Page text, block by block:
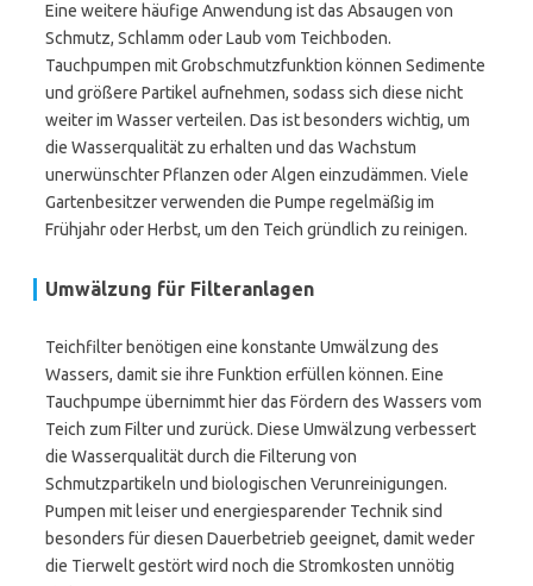
Eine weitere häufige Anwendung ist das Absaugen von
Schmutz, Schlamm oder Laub vom Teichboden.
Tauchpumpen mit Grobschmutzfunktion können Sedimente
und größere Partikel aufnehmen, sodass sich diese nicht
weiter im Wasser verteilen. Das ist besonders wichtig, um
die Wasserqualität zu erhalten und das Wachstum
unerwünschter Pflanzen oder Algen einzudämmen. Viele
Gartenbesitzer verwenden die Pumpe regelmäßig im
Frühjahr oder Herbst, um den Teich gründlich zu reinigen.
Umwälzung für Filteranlagen
Teichfilter benötigen eine konstante Umwälzung des
Wassers, damit sie ihre Funktion erfüllen können. Eine
Tauchpumpe übernimmt hier das Fördern des Wassers vom
Teich zum Filter und zurück. Diese Umwälzung verbessert
die Wasserqualität durch die Filterung von
Schmutzpartikeln und biologischen Verunreinigungen.
Pumpen mit leiser und energiesparender Technik sind
besonders für diesen Dauerbetrieb geeignet, damit weder
die Tierwelt gestört wird noch die Stromkosten unnötig